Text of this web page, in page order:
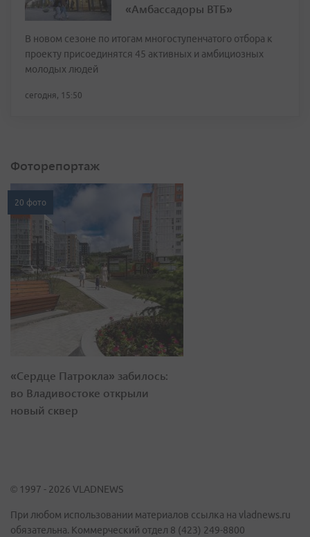
«Амбассадоры ВТБ»
В новом сезоне по итогам многоступенчатого отбора к
проекту присоединятся 45 активных и амбициозных
молодых людей
сегодня, 15:50
Фоторепортаж
20 фото
«Сердце Патрокла» забилось:
во Владивостоке открыли
новый сквер
© 1997 - 2026 VLADNEWS
При любом использовании материалов ссылка на vladnews.ru
обязательна. Коммерческий отдел 8 (423) 249-8800